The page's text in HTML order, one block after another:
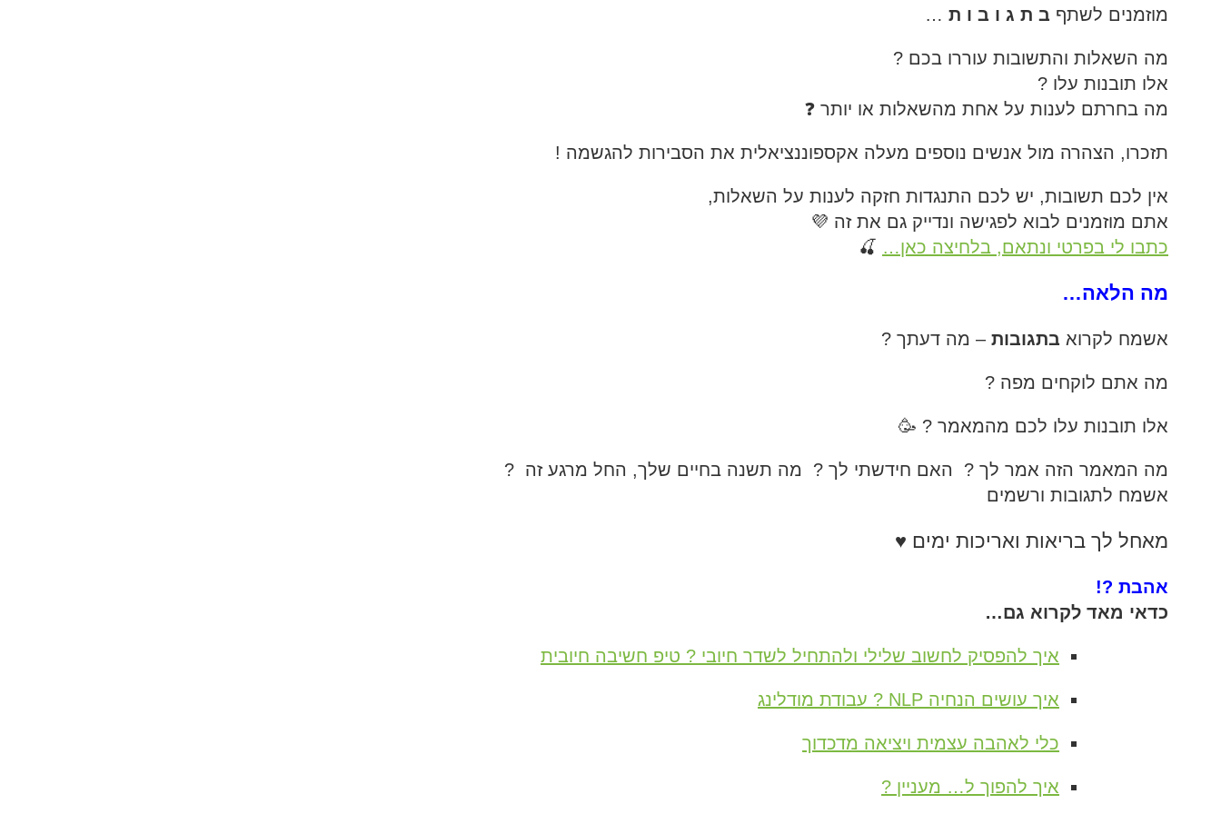
מוזמנים לשתף ב ת ג ו ב ו ת…
מה השאלות והתשובות עוררו בכם ?
אלו תובנות עלו ?
מה בחרתם לענות על אחת מהשאלות או יותר ❓
תזכרו, הצהרה מול אנשים נוספים מעלה אקספוננציאלית את הסבירות להגשמה !
אין לכם תשובות, יש לכם התנגדות חזקה לענות על השאלות,
אתם מוזמנים לבוא לפגישה ונדייק גם את זה 💜
כתבו לי בפרטי ונתאם, בלחיצה כאן… 🍒
מה הלאה…
אשמח לקרוא בתגובות– מה דעתך ?
מה אתם לוקחים מפה ?
אלו תובנות עלו לכם מהמאמר ? 🥳
מה המאמר הזה אמר לך ? האם חידשתי לך ? מה תשנה בחיים שלך, החל מרגע זה ?
אשמח לתגובות ורשמים
מאחל לך בריאות ואריכות ימים ♥
אהבת ?!
כדאי מאד לקרוא גם…
איך להפסיק לחשוב שלילי ולהתחיל לשדר חיובי ? טיפ חשיבה חיובית
איך עושים הנחיה NLP ? עבודת מודלינג
כלי לאהבה עצמית ויציאה מדכדוך
איך להפוך ל… מעניין ?